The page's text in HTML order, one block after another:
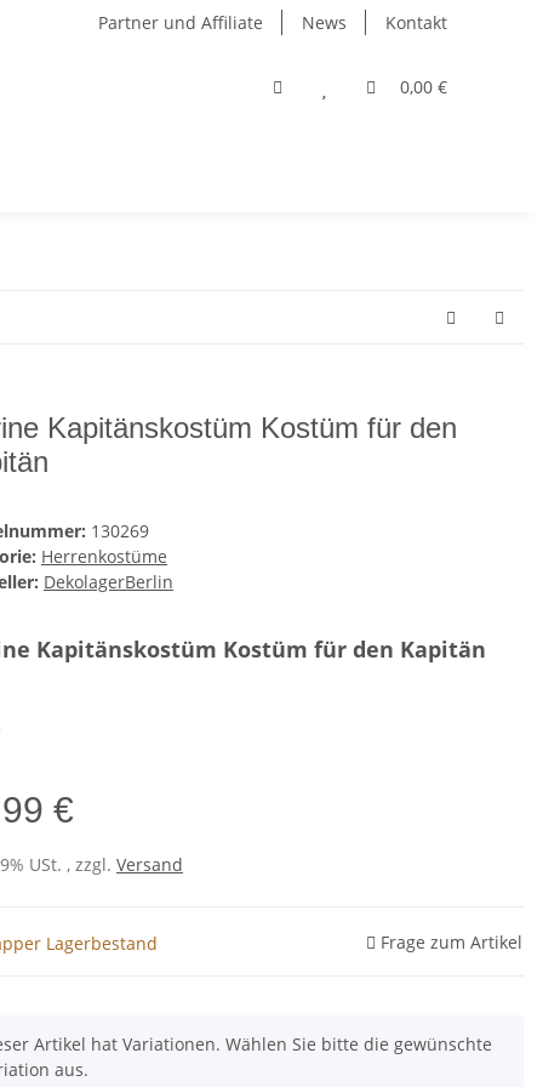
Partner und Affiliate News Kontakt
0,00 €
Kapitänskostüm Kostüm für den
130269
Herrenkostüme
DekolagerBerlin
Kapitänskostüm Kostüm für den Kapitän
€
USt. , zzgl. Versand
Lagerbestand Frage zum Artikel
Artikel hat Variationen. Wählen Sie bitte die gewünschte
aus.